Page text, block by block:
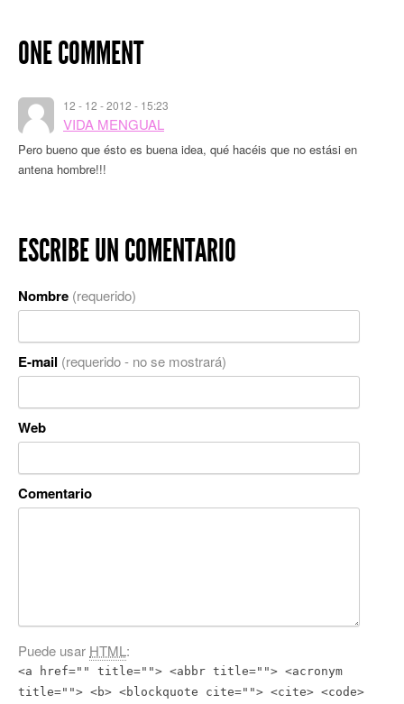
ONE COMMENT
12 - 12 - 2012 - 15:23
VIDA MENGUAL
Pero bueno que ésto es buena idea, qué hacéis que no estási en
antena hombre!!!
ESCRIBE UN COMENTARIO
Nombre (requerido)
E-mail (requerido - no se mostrará)
Web
Comentario
Puede usar HTML:
<a href="" title=""> <abbr title=""> <acronym
title=""> <b> <blockquote cite=""> <cite> <code>